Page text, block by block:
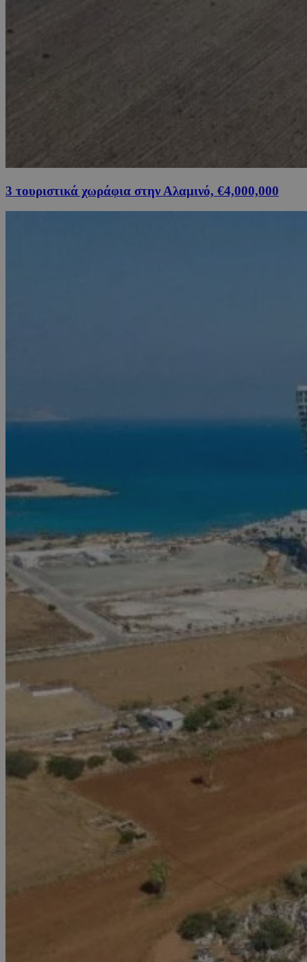
3 τουριστικά χωράφια στην Αλαμινό, €4,000,000